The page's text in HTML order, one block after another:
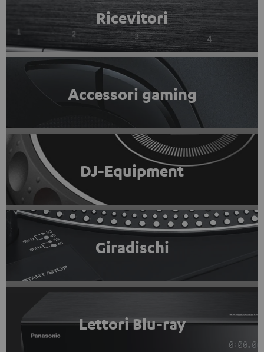
Ricevitori
Accessori gaming
DJ-Equipment
Giradischi
Lettori Blu-ray